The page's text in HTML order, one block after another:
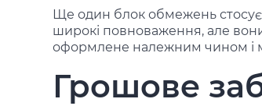
Ще один блок обмежень
широкі повноваження, але
оформлене належним чином і
Грошове